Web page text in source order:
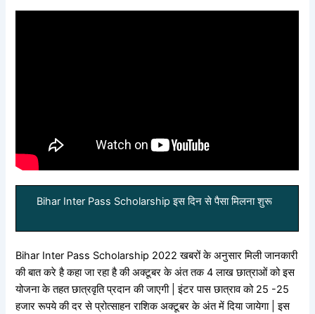
Bihar Inter Pass Scholarship इस दिन से पैसा मिलना शुरू
Bihar Inter Pass Scholarship 2022 खबरों के अनुसार मिली जानकारी
की बात करे है कहा जा रहा है की अक्टूबर के अंत तक 4 लाख छात्राओं को इस
योजना के तहत छात्रवृति प्रदान की जाएगी | इंटर पास छात्राव को 25 -25
हजार रूपये की दर से प्रोत्साहन राशिक अक्टूबर के अंत में दिया जायेगा | इस